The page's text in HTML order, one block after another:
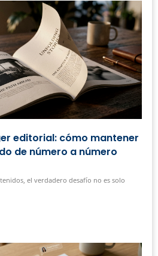
editorial: cómo mantener
de número a número
el verdadero desafío no es solo